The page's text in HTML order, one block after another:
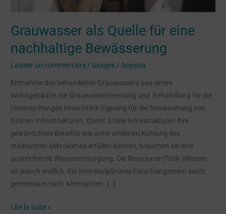
Grauwasser als Quelle für eine
nachhaltige Bewässerung
Laisser un commentaire / Usages / Anyssia
Entnahme des behandelten Grauwassers aus einem
Wohngebäude mit Grauwassertrennung und -behandlung für die
Untersuchungen hinsichtlich Eignung für die Bewässerung von
Grünen Infrastrukturen. Damit Grüne Infrastrukturen ihre
gewünschten Benefits wie unter anderem Kühlung des
städtischen Mikroklimas erfüllen können, brauchen sie eine
ausreichende Wasserversorgung. Die Ressource (Trink-)Wasser
ist jedoch endlich. Ein interdisziplinäres Forschungsteam sucht
gemeinsam nach Alternativen. […]
Lire la suite »